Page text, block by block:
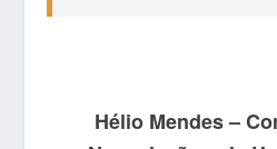
Hélio Mendes –